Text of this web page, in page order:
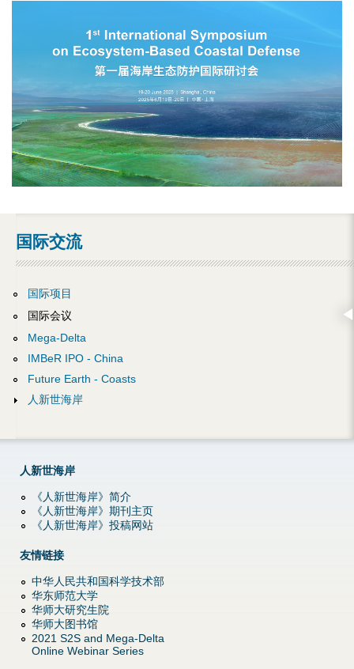
觉
-
3
稿
.
j
p
g
国际交流
国际项目
国际会议
Mega-Delta
IMBeR IPO - China
Future Earth - Coasts
人新世海岸
人新世海岸
《人新世海岸》简介
《人新世海岸》期刊主页
《人新世海岸》投稿网站
友情链接
中华人民共和国科学技术部
华东师范大学
华师大研究生院
华师大图书馆
2021 S2S and Mega-Delta
Online Webinar Series